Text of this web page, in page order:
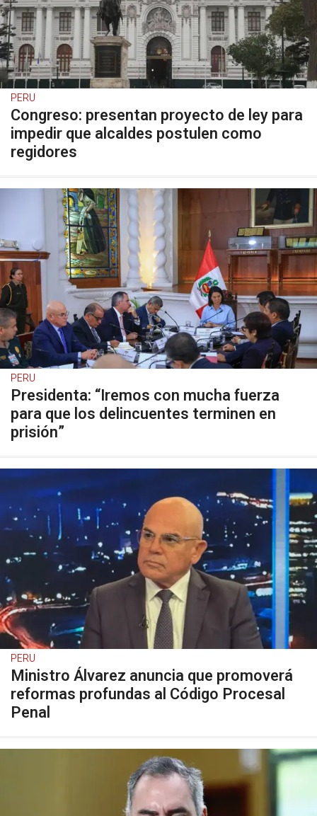
PERU
Congreso: presentan proyecto de ley para
impedir que alcaldes postulen como
regidores
PERU
Presidenta: “Iremos con mucha fuerza
para que los delincuentes terminen en
prisión”
PERU
Ministro Álvarez anuncia que promoverá
reformas profundas al Código Procesal
Penal